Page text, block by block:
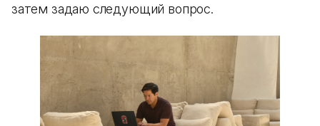
затем задаю следующий вопрос.